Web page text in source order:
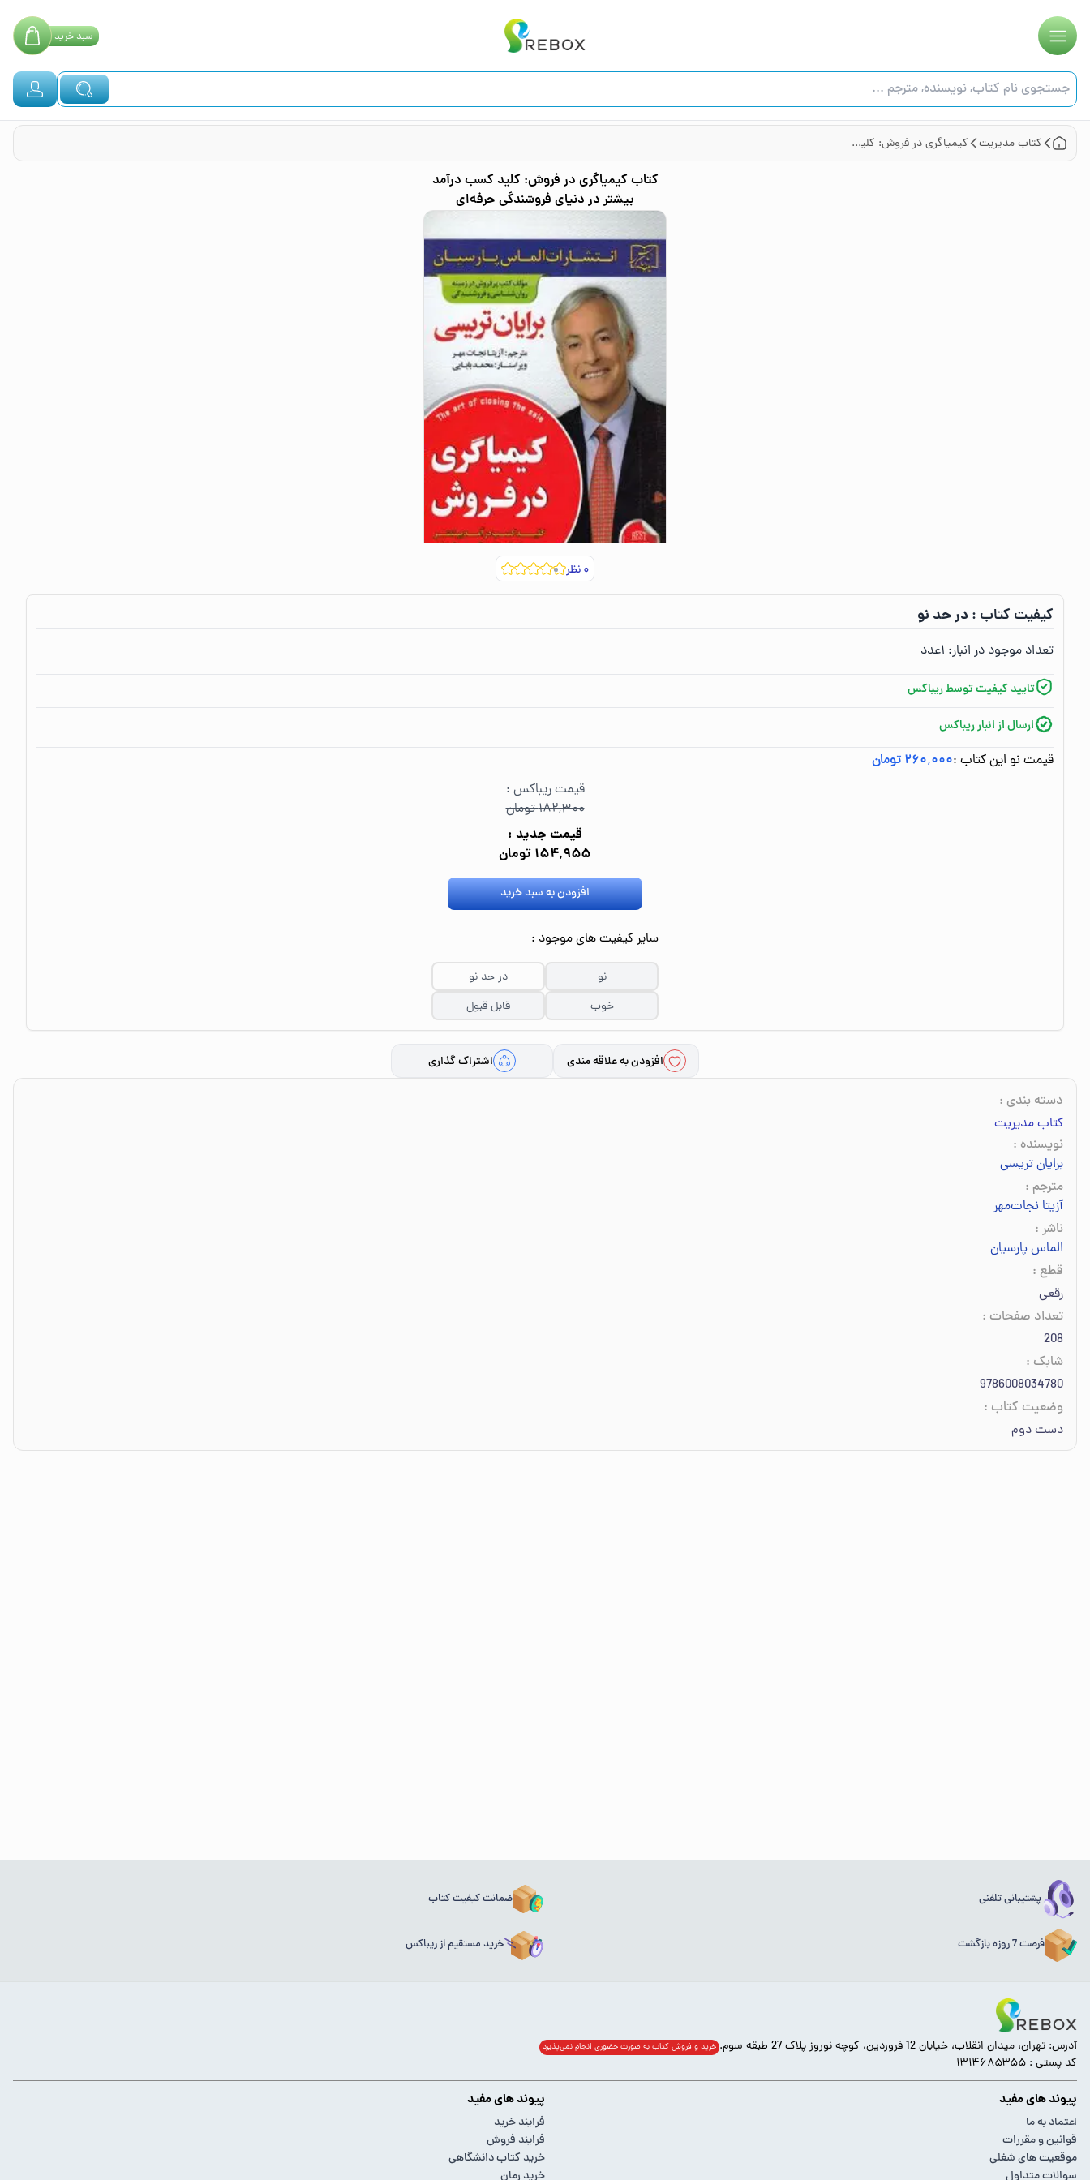
سبدخرید
کتابمدیریت کیمیاگری در فروش: کلید کسب درآمد بیشتر در دنیای فروشندگی حرفه‌ای
کتاب کیمیاگری در فروش: کلید کسب درآمد
بیشتر در دنیای فروشندگی حرفه‌ای
۰نظر
کیفیت کتاب :‌در حد نو
تعداد موجود در انبار:‌ ۱عدد
تایید کیفیت توسط ریباکس
ارسال از انبار ریباکس
قیمت نو این کتاب :۲۶۰٬۰۰۰ تومان
قیمت ریباکس :
۱۸۲٬۳۰۰ تومان
قیمت جدید :
۱۵۴٬۹۵۵ تومان
افزودن به سبد خرید
سایر کیفیت های موجود :
نو
در حد نو
خوب
قابل قبول
افزودن به علاقه مندی اشتراک گذاری
دسته بندی :
کتاب مدیریت
نویسنده :
برایان تریسی
مترجم :
آزیتا نجات‌مهر
ناشر :
الماس پارسیان
قطع :
رقعی
تعداد صفحات :
208
شابک :
9786008034780
وضعیت کتاب :
دست دوم
پشتیبانی تلفنی ضمانت کیفیت کتاب
فرصت 7 روزه بازگشت خرید مستقیم از ریباکس
آدرس: تهران، میدان انقلاب، خیابان 12 فروردین، کوچه نوروز پلاک 27 طبقه سوم. خرید و فروش کتاب به صورت حضوری انجام‌ نمی‌پذیرد
کد پستی : ۱۳۱۴۶۸۵۳۵۵
پیوند های مفید
اعتماد به ما
قوانین و مقررات
موقعیت های شغلی
سوالات متداول
پیوند های مفید
فرایند خرید
فرایند فروش
خرید کتاب دانشگاهی
خرید رمان